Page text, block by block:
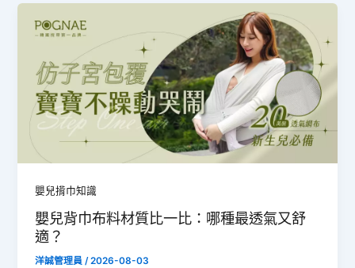
嬰兒揹巾知識
嬰兒背巾布料材質比一比：哪種最透氣又舒
適？
洋誠管理員/2026-08-03